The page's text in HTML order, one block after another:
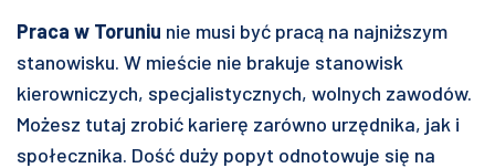
Praca w Toruniu nie musi być pracą na najniższym
stanowisku. W mieście nie brakuje stanowisk
kierowniczych, specjalistycznych, wolnych zawodów.
Możesz tutaj zrobić karierę zarówno urzędnika, jak i
społecznika. Dość duży popyt odnotowuje się na